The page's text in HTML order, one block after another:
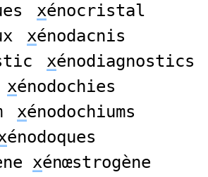
xénocristal
xénodacnis
xénodiagnostics
xénodochies
xénodochiums
énodoques
xénœstrogène